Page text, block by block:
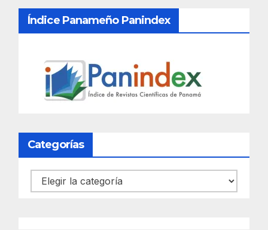
Índice Panameño Panindex
Categorías
Categorías